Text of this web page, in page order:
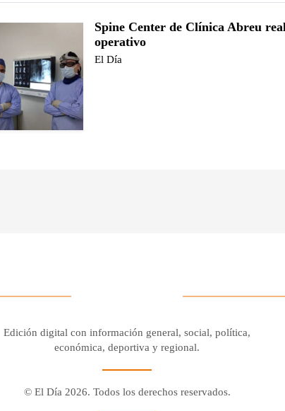
Spine Center de Clínica Abreu
operativo
El Día
Edición digital con información general, social, política,
económica, deportiva y regional.
© El Día 2026. Todos los derechos reservados.